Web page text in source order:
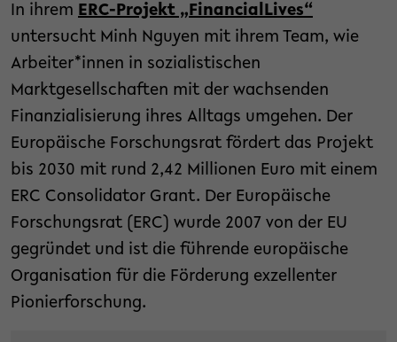
In ihrem ERC-Projekt „FinancialLives“
untersucht Minh Nguyen mit ihrem Team, wie
Arbeiter*innen in sozialistischen
Marktgesellschaften mit der wachsenden
Finanzialisierung ihres Alltags umgehen. Der
Europäische Forschungsrat fördert das Projekt
bis 2030 mit rund 2,42 Millionen Euro mit einem
ERC Consolidator Grant. Der Europäische
Forschungsrat (ERC) wurde 2007 von der EU
gegründet und ist die führende europäische
Organisation für die Förderung exzellenter
Pionierforschung.